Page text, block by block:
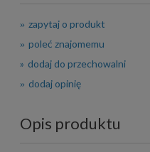
zapytaj o produkt
poleć znajomemu
dodaj do przechowalni
dodaj opinię
Opis produktu